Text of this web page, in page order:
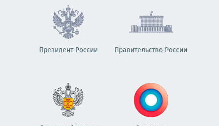
Президент России Правительство России